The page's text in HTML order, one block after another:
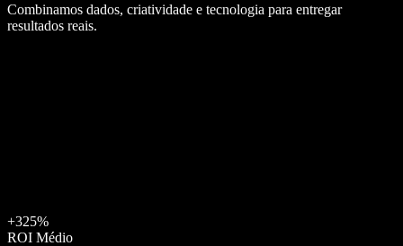
Combinamos dados, criatividade e tecnologia para entregar
resultados reais.
+325%
ROI Médio